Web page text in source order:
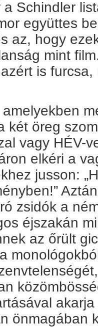
Schindler
együttes
az, hogy
mint
is
két öreg
vagy HÉV-
elkéri a
jusson:
zsidók a
éjszakán
az őrült
önmagában